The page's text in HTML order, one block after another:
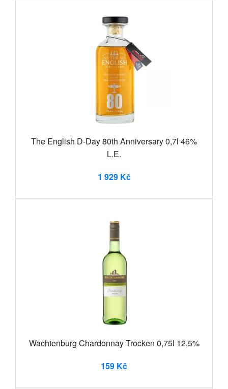
The English D-Day 80th Anniversary 0,7l 46%
L.E.
1 929 Kč
Wachtenburg Chardonnay Trocken 0,75l 12,5%
159 Kč